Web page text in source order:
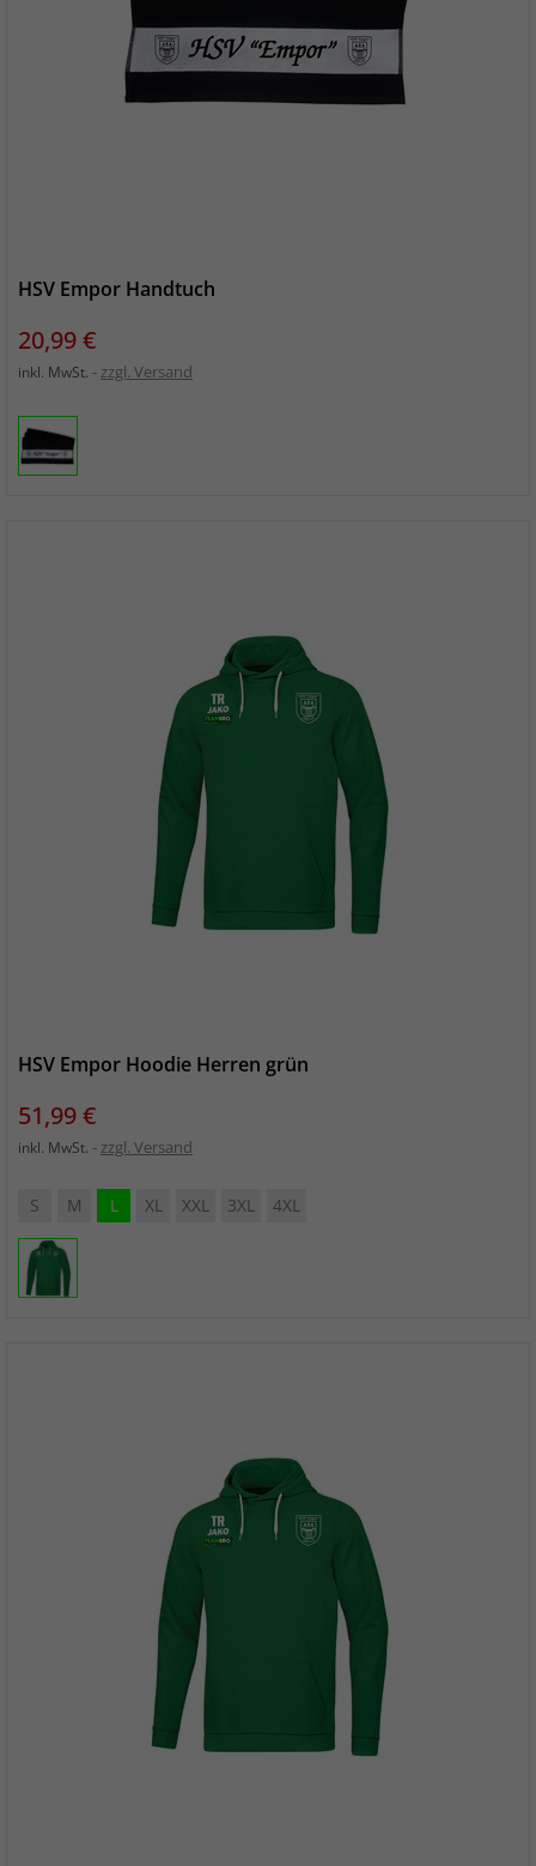
HSV Empor Handtuch
Preis
20,99 €
inkl. MwSt. zzgl. Versand
HSV Empor Hoodie Herren grün
Preis
51,99 €
inkl. MwSt. zzgl. Versand
S M L XL XXL 3XL 4XL